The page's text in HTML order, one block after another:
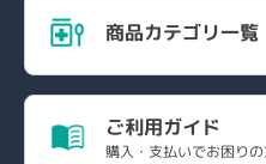
商品カテゴリ一覧
ご利用ガイド
購入・支払いでお困り